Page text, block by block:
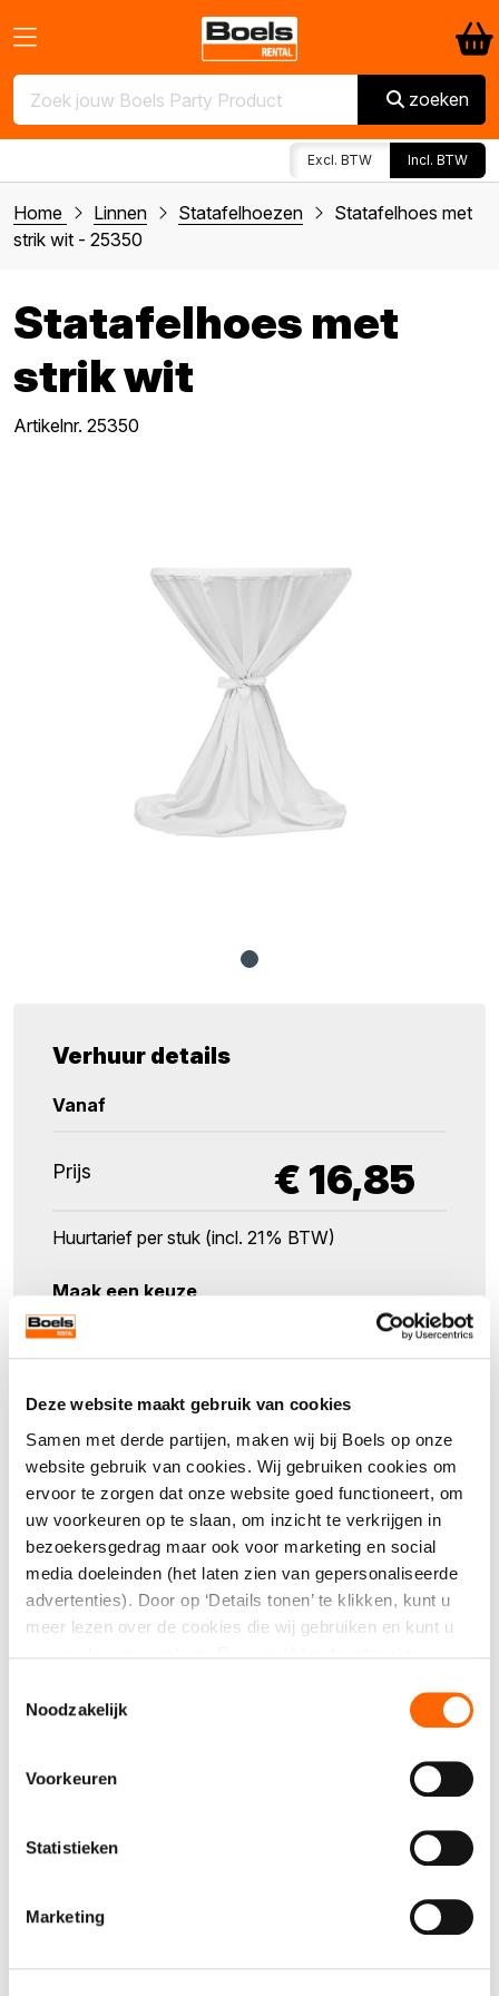
Deze website maakt gebruik van cookies
Samen met derde partijen, maken wij bij Boels op onze
website gebruik van cookies. Wij gebruiken cookies om
ervoor te zorgen dat onze website goed functioneert, om
uw voorkeuren op te slaan, om inzicht te verkrijgen in
bezoekersgedrag maar ook voor marketing en social
media doeleinden (het laten zien van gepersonaliseerde
advertenties). Door op ‘Details tonen’ te klikken, kunt u
meer lezen over de cookies die wij gebruiken en kunt u
zoals omschreven in onze cookieverklaring. U kunt uw
Noodzakelijk
Voorkeuren
Statistieken
Marketing
zoeken
Excl. BTW Incl. BTW
Home Linnen Statafelhoezen
Statafelhoes met
strik wit - 25350
Statafelhoes met
strik wit
Artikelnr. 25350
Verhuur details
Vanaf
Prijs € 16,85
Huurtarief per stuk (incl. 21% BTW)
Maak een keuze
Verpakkingseenheid
1
Aantal
Direct aanvragen
assortiment
Specificaties